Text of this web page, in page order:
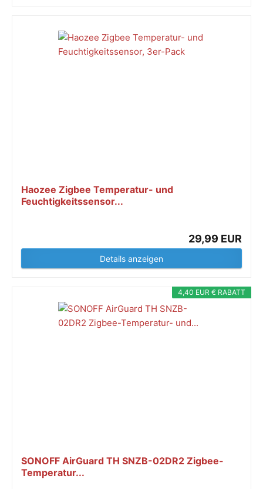
Haozee Zigbee Temperatur- und
Feuchtigkeitssensor...
29,99 EUR
Details anzeigen
4,40 EUR € RABATT
SONOFF AirGuard TH SNZB-02DR2 Zigbee-
Temperatur...